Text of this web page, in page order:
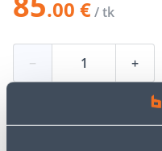
.00 €/ tk
− +